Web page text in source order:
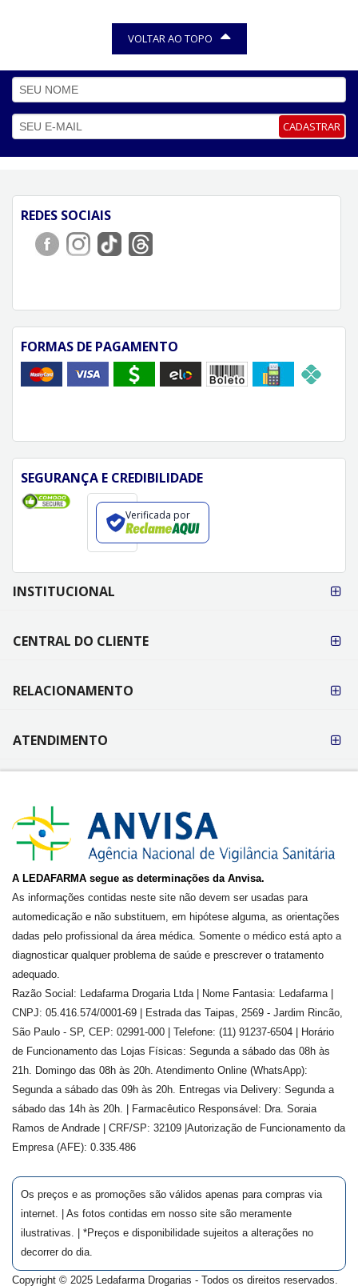
VOLTAR AO TOPO
CADASTRAR
REDES SOCIAIS
FORMAS DE PAGAMENTO
SEGURANÇA E CREDIBILIDADE
Verificada por
FORMAS DE
PAGAMENTO
INSTITUCIONAL
CENTRAL DO CLIENTE
RELACIONAMENTO
ATENDIMENTO
A LEDAFARMA segue as determinações da Anvisa.
As informações contidas neste site não devem ser usadas para
automedicação e não substituem, em hipótese alguma, as orientações
dadas pelo profissional da área médica. Somente o médico está apto a
diagnosticar qualquer problema de saúde e prescrever o tratamento
adequado.
Razão Social: Ledafarma Drogaria Ltda | Nome Fantasia: Ledafarma |
CNPJ: 05.416.574/0001-69 | Estrada das Taipas, 2569 - Jardim Rincão,
São Paulo - SP, CEP: 02991-000 | Telefone: (11) 91237-6504 | Horário
de Funcionamento das Lojas Físicas: Segunda a sábado das 08h às
21h. Domingo das 08h às 20h. Atendimento Online (WhatsApp):
Segunda a sábado das 09h às 20h. Entregas via Delivery: Segunda a
sábado das 14h às 20h. | Farmacêutico Responsável: Dra. Soraia
Ramos de Andrade
| CRF/SP: 32109 |Autorização de Funcionamento da
Empresa (AFE): 0.335.486
Os preços e as promoções são válidos apenas para compras via
internet. | As fotos contidas em nosso site são meramente
ilustrativas. | *Preços e disponibilidade sujeitos a alterações no
decorrer do dia.
Copyright © 2025 Ledafarma Drogarias - Todos os direitos reservados.